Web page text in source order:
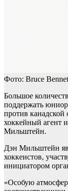
Фото: Bruce
Большое
поддержать
против
хоккейный агент
Мильштейн.
Дэн Мильштейн
хоккеистов,
инициатором
«Особую